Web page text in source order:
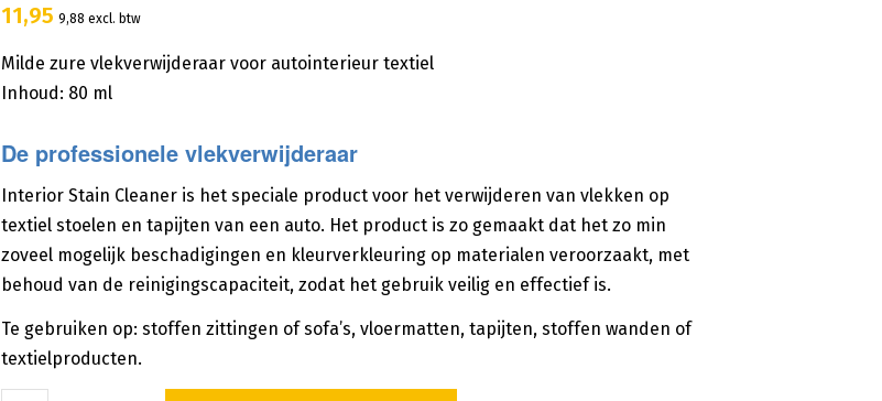
11,95 9,88 excl. btw
Milde zure vlekverwijderaar voor autointerieur textiel
Inhoud: 80 ml
De professionele vlekverwijderaar
Interior Stain Cleaner is het speciale product voor het verwijderen van vlekken op
textiel stoelen en tapijten van een auto. Het product is zo gemaakt dat het zo min
zoveel mogelijk beschadigingen en kleurverkleuring op materialen veroorzaakt, met
behoud van de reinigingscapaciteit, zodat het gebruik veilig en effectief is.
Te gebruiken op: stoffen zittingen of sofa’s, vloermatten, tapijten, stoffen wanden of
textielproducten.